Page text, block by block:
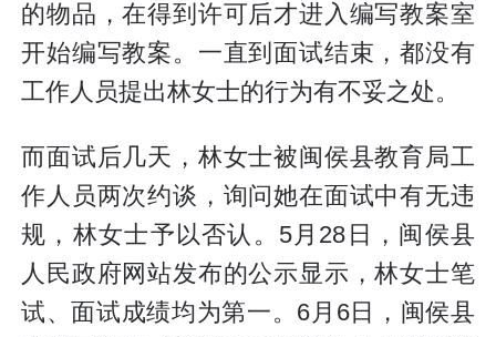
的物品，在得到许可后才进入编写教案室
开始编写教案。一直到面试结束，都没有
工作人员提出林女士的行为有不妥之处。
而面试后几天，林女士被闽侯县教育局工
作人员两次约谈，询问她在面试中有无违
规，林女士予以否认。5月28日，闽侯县
人民政府网站发布的公示显示，林女士笔
试、面试成绩均为第一。6月6日，闽侯县